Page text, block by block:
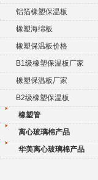
铝箔橡塑保温板
橡塑海绵板
橡塑保温板价格
B1级橡塑保温板厂家
橡塑保温板厂家
B2级橡塑保温板
橡塑管
离心玻璃棉产品
华美离心玻璃棉产品